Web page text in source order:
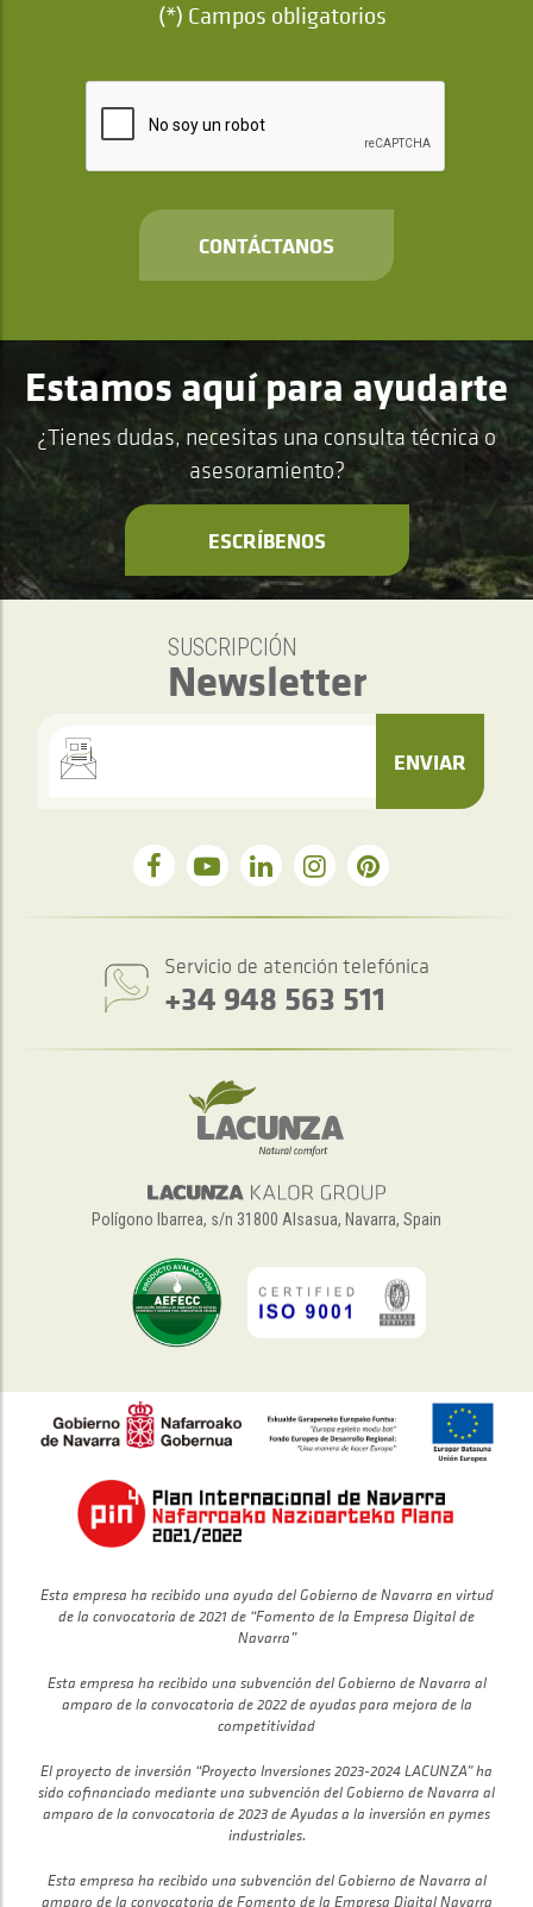
(*) Campos obligatorios
CONTÁCTANOS
Estamos aquí para ayudarte
¿Tienes dudas, necesitas una consulta técnica o
asesoramiento?
ESCRÍBENOS
SUSCRIPCIÓN
Newsletter
ENVIAR
Servicio de atención telefónica
+34 948 563 511
Polígono Ibarrea, s/n 31800 Alsasua, Navarra, Spain
Esta empresa ha recibido una ayuda del Gobierno de Navarra en virtud
de la convocatoria de 2021 de “Fomento de la Empresa Digital de
Navarra”
Esta empresa ha recibido una subvención del Gobierno de Navarra al
amparo de la convocatoria de 2022 de ayudas para mejora de la
competitividad
El proyecto de inversión “Proyecto Inversiones 2023-2024 LACUNZA” ha
sido cofinanciado mediante una subvención del Gobierno de Navarra al
amparo de la convocatoria de 2023 de Ayudas a la inversión en pymes
industriales.
Esta empresa ha recibido una subvención del Gobierno de Navarra al
amparo de la convocatoria de Fomento de la Empresa Digital Navarra